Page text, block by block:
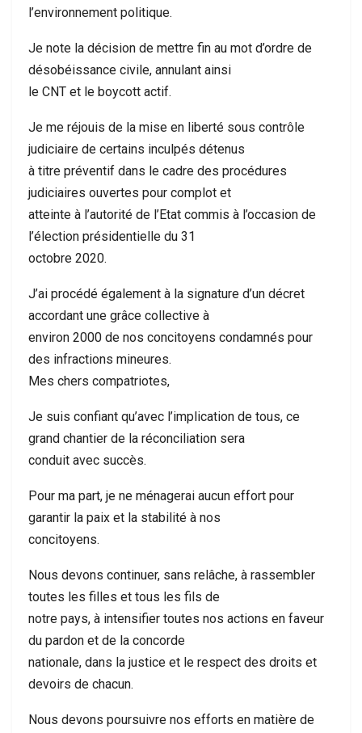
l’environnement politique.
Je note la décision de mettre fin au mot d’ordre de
désobéissance civile, annulant ainsi
le CNT et le boycott actif.
Je me réjouis de la mise en liberté sous contrôle
judiciaire de certains inculpés détenus
à titre préventif dans le cadre des procédures
judiciaires ouvertes pour complot et
atteinte à l’autorité de l’Etat commis à l’occasion de
l’élection présidentielle du 31
octobre 2020.
J’ai procédé également à la signature d’un décret
accordant une grâce collective à
environ 2000 de nos concitoyens condamnés pour
des infractions mineures.
Mes chers compatriotes,
Je suis confiant qu’avec l’implication de tous, ce
grand chantier de la réconciliation sera
conduit avec succès.
Pour ma part, je ne ménagerai aucun effort pour
garantir la paix et la stabilité à nos
concitoyens.
Nous devons continuer, sans relâche, à rassembler
toutes les filles et tous les fils de
notre pays, à intensifier toutes nos actions en faveur
du pardon et de la concorde
nationale, dans la justice et le respect des droits et
devoirs de chacun.
Nous devons poursuivre nos efforts en matière de